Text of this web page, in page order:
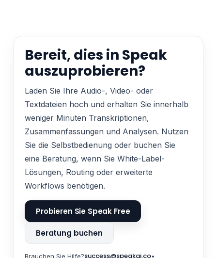
Bereit, dies in Speak
auszuprobieren?
Laden Sie Ihre Audio-, Video- oder
Textdateien hoch und erhalten Sie innerhalb
weniger Minuten Transkriptionen,
Zusammenfassungen und Analysen. Nutzen
Sie die Selbstbedienung oder buchen Sie
eine Beratung, wenn Sie White-Label-
Lösungen, Routing oder erweiterte
Workflows benötigen.
Probieren Sie Speak Free
Beratung buchen
Brauchen Sie Hilfe?success@speakai.co•